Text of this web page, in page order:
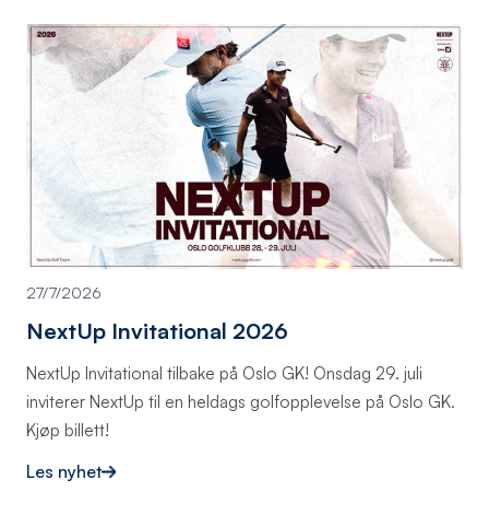
27/7/2026
NextUp Invitational 2026
NextUp Invitational tilbake på Oslo GK! Onsdag 29. juli
inviterer NextUp til en heldags golfopplevelse på Oslo GK.
Kjøp billett!
Les nyhet